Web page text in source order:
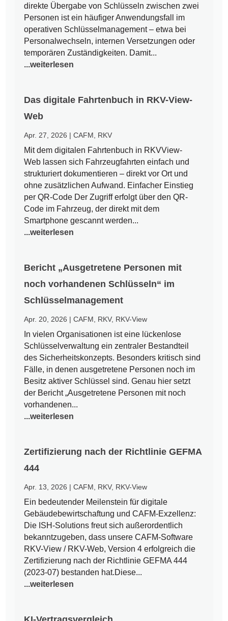
direkte Übergabe von Schlüsseln zwischen zwei
Personen ist ein häufiger Anwendungsfall im
operativen Schlüsselmanagement – etwa bei
Personalwechseln, internen Versetzungen oder
temporären Zuständigkeiten. Damit...
...weiterlesen
Das digitale Fahrtenbuch in RKV-View-
Web
Apr. 27, 2026 |CAFM RKV
Mit dem digitalen Fahrtenbuch in RKVView-
Web lassen sich Fahrzeugfahrten einfach und
strukturiert dokumentieren – direkt vor Ort und
ohne zusätzlichen Aufwand. Einfacher Einstieg
per QR-Code Der Zugriff erfolgt über den QR-
Code im Fahrzeug, der direkt mit dem
Smartphone gescannt werden...
...weiterlesen
Bericht „Ausgetretene Personen mit
noch vorhandenen Schlüsseln“ im
Schlüsselmanagement
Apr. 20, 2026 |CAFM RKV, RKV-View
In vielen Organisationen ist eine lückenlose
Schlüsselverwaltung ein zentraler Bestandteil
des Sicherheitskonzepts. Besonders kritisch sind
Fälle, in denen ausgetretene Personen noch im
Besitz aktiver Schlüssel sind. Genau hier setzt
der Bericht „Ausgetretene Personen mit noch
vorhandenen...
...weiterlesen
Zertifizierung nach der Richtlinie GEFMA
444
Apr. 13, 2026 |CAFM RKV, RKV-View
Ein bedeutender Meilenstein für digitale
Gebäudebewirtschaftung und CAFM-Exzellenz:
Die ISH-Solutions freut sich außerordentlich
bekanntzugeben, dass unsere CAFM-Software
RKV-View / RKV-Web, Version 4 erfolgreich die
Zertifizierung nach der Richtlinie GEFMA 444
(2023-07) bestanden hat.Diese...
...weiterlesen